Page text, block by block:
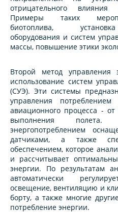
отрицательного
Примеры таких
биотоплива,
оборудования и систем
массы, повышение этики
Второй метод управления
использование систем
(СУЭ). Эти системы
управления
авиационного процесса -
выполнения полета.
энергопотреблением
датчиками, а также
обеспечением, которое
и рассчитывает
энергии. По результатам
автоматически
освещение, вентиляцию и
борту, а также многие
потребление энергии.